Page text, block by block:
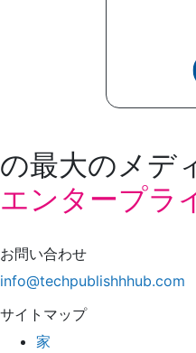
の最大のメデ
エンタープラ
お問い合わせ
info@techpublishhhub.com
サイトマップ
家